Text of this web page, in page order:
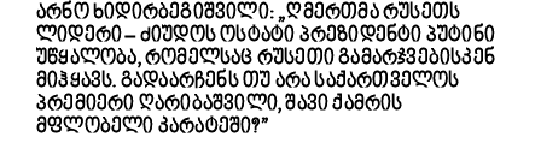
არნო ხიდირბეგიშვილი: „ღმერთმა რუსეთს
ლიდერი – ძიუდოს ოსტატი პრეზიდენტი პუტინი
უწყალობა, რომელსაც რუსეთი გამარჯვებისკენ
მიჰყავს. გადაარჩენს თუ არა საქართველოს
პრემიერი ღარიბაშვილი, შავი ქამრის
მფლობელი კარატეში?”